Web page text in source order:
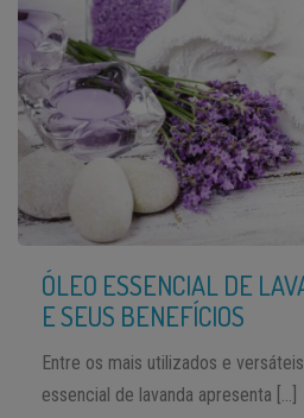
ÓLEO ESSENCIAL DE
E SEUS BENEFÍCIOS
Entre os mais utilizados e
essencial de lavanda apresenta […]